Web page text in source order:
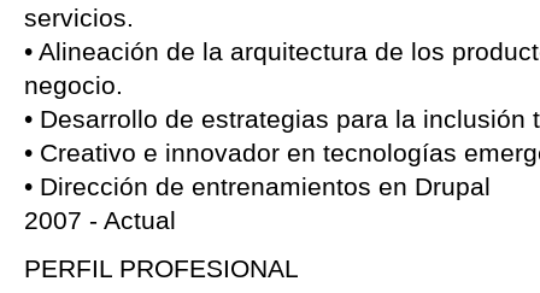
servicios.
• Alineación de la arquitectura de los
negocio.
• Desarrollo de estrategias para la inclusión
• Creativo e innovador en tecnologías
• Dirección de entrenamientos en Drupal
2007 - Actual
PERFIL PROFESIONAL